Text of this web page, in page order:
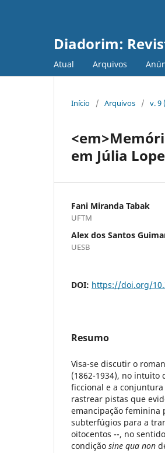
Diadorim:
Atual Arquivos
Início / Arquivos / v. 9
em Júlia
Fani Miranda Tabak
UFTM
Alex dos Santos
UESB
DOI: https://doi.org/
Resumo
Visa-se discutir o
(1862-1934), no intuito
ficcional e a
rastrear pistas que
emancipação feminina
subterfúgios para a
oitocentos --, no
condição sine qua non